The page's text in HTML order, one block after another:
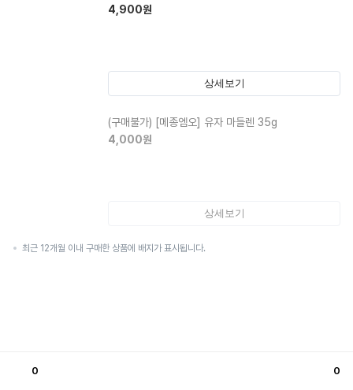
4,900원
상세보기
(구매불가) [메종엠오] 유자 마들렌 35g
4,000원
상세보기
최근 12개월 이내 구매한 상품에 배지가 표시됩니다.
0 0